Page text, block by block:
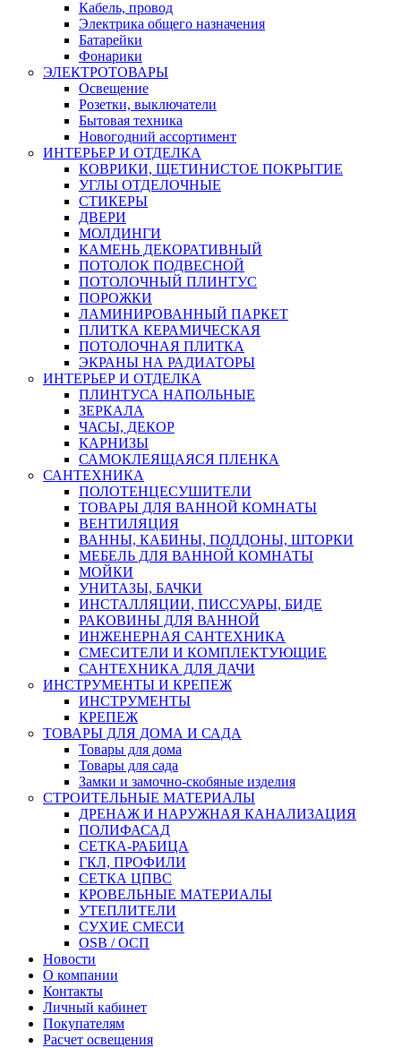
Кабель, провод
Электрика общего назначения
Батарейки
Фонарики
ЭЛЕКТРОТОВАРЫ
Освещение
Розетки, выключатели
Бытовая техника
Новогодний ассортимент
ИНТЕРЬЕР И ОТДЕЛКА
КОВРИКИ, ЩЕТИНИСТОЕ ПОКРЫТИЕ
УГЛЫ ОТДЕЛОЧНЫЕ
СТИКЕРЫ
ДВЕРИ
МОЛДИНГИ
КАМЕНЬ ДЕКОРАТИВНЫЙ
ПОТОЛОК ПОДВЕСНОЙ
ПОТОЛОЧНЫЙ ПЛИНТУС
ПОРОЖКИ
ЛАМИНИРОВАННЫЙ ПАРКЕТ
ПЛИТКА КЕРАМИЧЕСКАЯ
ПОТОЛОЧНАЯ ПЛИТКА
ЭКРАНЫ НА РАДИАТОРЫ
ИНТЕРЬЕР И ОТДЕЛКА
ПЛИНТУСА НАПОЛЬНЫЕ
ЗЕРКАЛА
ЧАСЫ, ДЕКОР
КАРНИЗЫ
САМОКЛЕЯЩАЯСЯ ПЛЕНКА
САНТЕХНИКА
ПОЛОТЕНЦЕСУШИТЕЛИ
ТОВАРЫ ДЛЯ ВАННОЙ КОМНАТЫ
ВЕНТИЛЯЦИЯ
ВАННЫ, КАБИНЫ, ПОДДОНЫ, ШТОРКИ
МЕБЕЛЬ ДЛЯ ВАННОЙ КОМНАТЫ
МОЙКИ
УНИТАЗЫ, БАЧКИ
ИНСТАЛЛЯЦИИ, ПИССУАРЫ, БИДЕ
РАКОВИНЫ ДЛЯ ВАННОЙ
ИНЖЕНЕРНАЯ САНТЕХНИКА
СМЕСИТЕЛИ И КОМПЛЕКТУЮЩИЕ
САНТЕХНИКА ДЛЯ ДАЧИ
ИНСТРУМЕНТЫ И КРЕПЕЖ
ИНСТРУМЕНТЫ
КРЕПЕЖ
ТОВАРЫ ДЛЯ ДОМА И САДА
Товары для дома
Товары для сада
Замки и замочно-скобяные изделия
СТРОИТЕЛЬНЫЕ МАТЕРИАЛЫ
ДРЕНАЖ И НАРУЖНАЯ КАНАЛИЗАЦИЯ
ПОЛИФАСАД
СЕТКА-РАБИЦА
ГКЛ, ПРОФИЛИ
СЕТКА ЦПВС
КРОВЕЛЬНЫЕ МАТЕРИАЛЫ
УТЕПЛИТЕЛИ
СУХИЕ СМЕСИ
OSB / ОСП
Новости
О компании
Контакты
Личный кабинет
Покупателям
Расчет освещения